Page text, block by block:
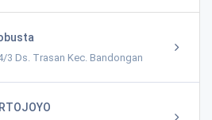
3 Ds. Trasan Kec. Bandongan